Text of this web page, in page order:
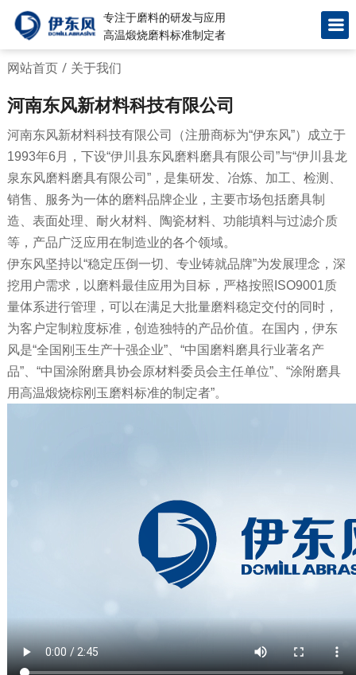
专注于磨料的研发与应用
高温煅烧磨料标准制定者
网站首页/ 关于我们
河南东风新材料科技有限公司
河南东风新材料科技有限公司（注册商标为“伊东风”）成立于
1993年6月，下设“伊川县东风磨料磨具有限公司”与“伊川县龙
泉东风磨料磨具有限公司”，是集研发、冶炼、加工、检测、
销售、服务为一体的磨料品牌企业，主要市场包括磨具制
造、表面处理、耐火材料、陶瓷材料、功能填料与过滤介质
等，产品广泛应用在制造业的各个领域。
伊东风坚持以“稳定压倒一切、专业铸就品牌”为发展理念，深
挖用户需求，以磨料最佳应用为目标，严格按照ISO9001质
量体系进行管理，可以在满足大批量磨料稳定交付的同时，
为客户定制粒度标准，创造独特的产品价值。在国内，伊东
风是“全国刚玉生产十强企业”、“中国磨料磨具行业著名产
品”、“中国涂附磨具协会原材料委员会主任单位”、“涂附磨具
用高温煅烧棕刚玉磨料标准的制定者”。